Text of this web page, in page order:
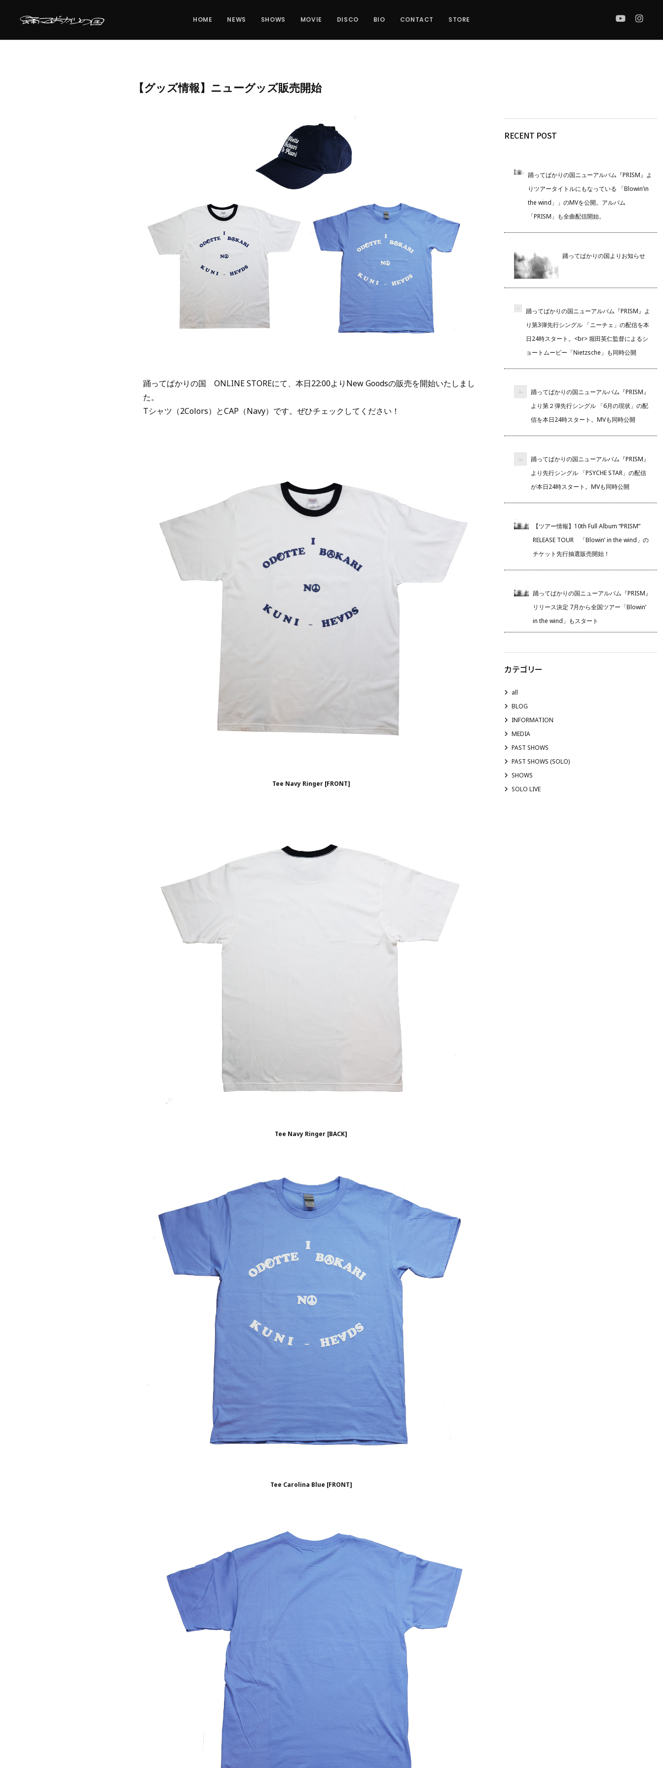
HOME NEWS SHOWS MOVIE DISCO BIO CONTACT STORE
【グッズ情報】ニューグッズ販売開始
踊ってばかりの国 ONLINE STOREにて、本日22:00よりNew Goodsの販売を開始いたしまし
た。
Tシャツ（2Colors）とCAP（Navy）です。ぜひチェックしてください！
Tee Navy Ringer [FRONT]
Tee Navy Ringer [BACK]
Tee Carolina Blue [FRONT]
RECENT POST
踊ってばかりの国ニューアルバム『PRISM』よ
りツアータイトルにもなっている 「Blowin’in
the wind」」のMVを公開。アルバム
「PRISM」も全曲配信開始。
踊ってばかりの国よりお知らせ
踊ってばかりの国ニューアルバム『PRISM』よ
り第3弾先行シングル 「ニーチェ」の配信を本
日24時スタート。<br> 堀田英仁監督によるシ
ョートムービー「Nietzsche」も同時公開
踊ってばかりの国ニューアルバム『PRISM』
より第２弾先行シングル 「6月の現状」の配
信を本日24時スタート。MVも同時公開
踊ってばかりの国ニューアルバム『PRISM』
より先行シングル 「PSYCHE STAR」の配信
が本日24時スタート。MVも同時公開
【ツアー情報】10th Full Album “PRISM”
RELEASE TOUR 「Blowin’ in the wind」の
チケット先行抽選販売開始！
踊ってばかりの国ニューアルバム『PRISM』
リリース決定 7月から全国ツアー「Blowin’
in the wind」もスタート
カテゴリー
all
BLOG
INFORMATION
MEDIA
PAST SHOWS
PAST SHOWS (SOLO)
SHOWS
SOLO LIVE